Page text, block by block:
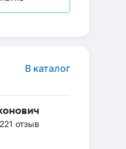
В каталог
221 отзыв